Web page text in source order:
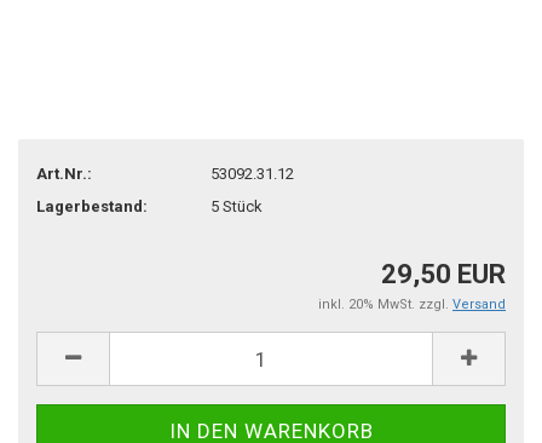
Art.Nr.:
53092.31.12
Lagerbestand:
5Stück
29,50 EUR
inkl. 20% MwSt. zzgl. Versand